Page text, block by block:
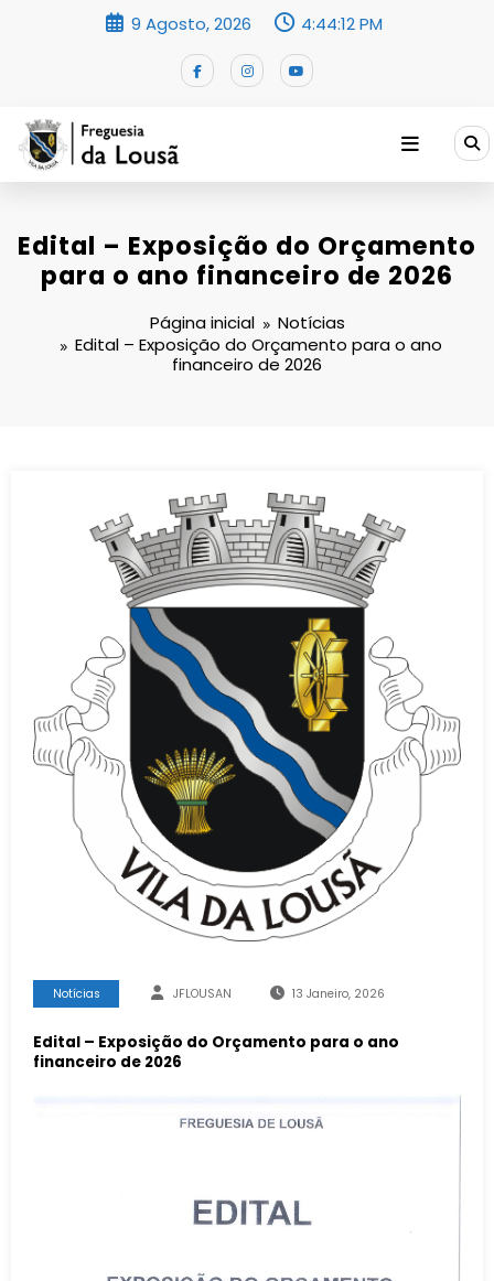
9 Agosto, 2026 4:44:13 PM
Edital – Exposição do Orçamento
para o ano financeiro de 2026
Página inicial
Notícias
Edital – Exposição do Orçamento para o ano
financeiro de 2026
Notícias JFLOUSAN 13 Janeiro, 2026
Edital – Exposição do Orçamento para o ano
financeiro de 2026